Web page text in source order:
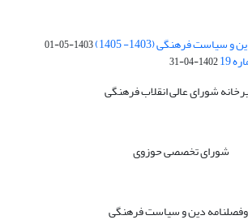
فرهنگی (1403- 1405) 1403-05-01
19
1402-04-31
شورای عالی انقلاب فرهنگی
شورای تخصصی حوزوی
دین و سیاست فرهنگی